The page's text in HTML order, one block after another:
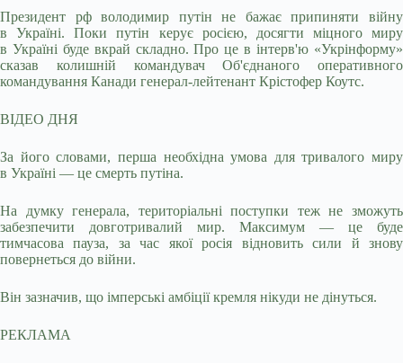
Президент рф володимир путін не бажає припиняти війну
в Україні. Поки путін керує росією, досягти міцного миру
в Україні буде вкрай складно. Про це в інтерв'ю «Укрінформу»
сказав колишній командувач Об'єднаного оперативного
командування Канади генерал-лейтенант Крістофер Коутс.
ВІДЕО ДНЯ
За його словами, перша необхідна умова для тривалого миру
в Україні — це смерть путіна.
На думку генерала, територіальні поступки теж не зможуть
забезпечити довготривалий мир. Максимум — це буде
тимчасова пауза, за час якої росія відновить сили й знову
повернеться до війни.
Він зазначив, що імперські амбіції кремля нікуди не дінуться.
РЕКЛАМА